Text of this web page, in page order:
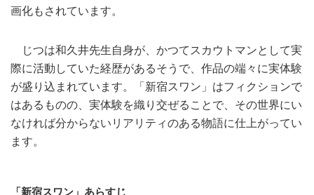
画化もされています。
じつは和久井先生自身が、かつてスカウトマンとして実
際に活動していた経歴があるそうで、作品の端々に実体験
が盛り込まれています。「新宿スワン」はフィクションで
はあるものの、実体験を織り交ぜることで、その世界にい
なければ分からないリアリティのある物語に仕上がってい
ます。
「新宿スワン」あらすじ